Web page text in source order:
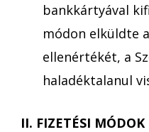
bankkártyával
módon elküldte
ellenértékét, a
haladéktalanul
II. FIZETÉSI MÓDOK